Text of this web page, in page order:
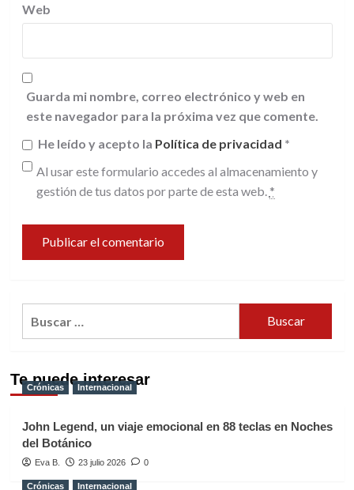
Web
Guarda mi nombre, correo electrónico y web en
este navegador para la próxima vez que comente.
He leído y acepto la Política de privacidad *
Al usar este formulario accedes al almacenamiento y
gestión de tus datos por parte de esta web. *
Te puede interesar
Crónicas Internacional
John Legend, un viaje emocional en 88 teclas en Noches
del Botánico
Eva B. 23 julio 2026 0
Crónicas Internacional